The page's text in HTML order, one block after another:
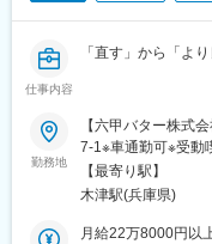
仕事内容
「直す」から「よ
勤務地
【六甲バター株式
7-1※車通勤可※受動
え、国内外の工場
となる可能性があり
【最寄り駅】
木津駅(兵庫県)
月給22万8000円以